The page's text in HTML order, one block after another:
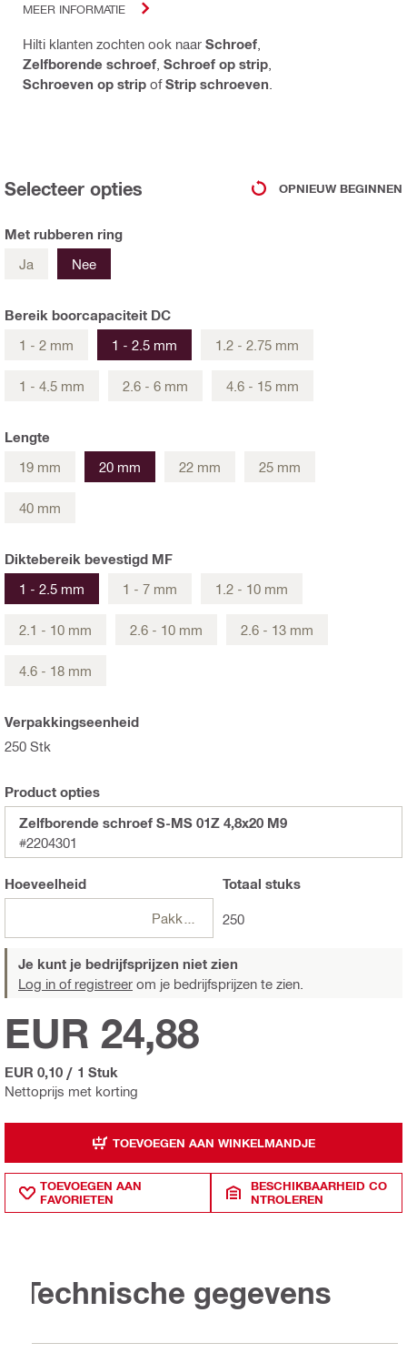
MEER INFORMATIE
Hilti klanten zochten ook naar Schroef
Zelfborende schroef Schroef op strip
Schroeven op strip ofStrip schroeven
Selecteer opties OPNIEUW BEGINNEN
Met rubberen ring
Ja
Nee
Bereik boorcapaciteit DC
1 - 2 mm
1 - 2.5 mm 1.2 - 2.75 mm
1 - 4.5 mm 2.6 - 6 mm 4.6 - 15 mm
Lengte
19 mm
20 mm 22 mm 25 mm
40 mm
Diktebereik bevestigd MF
1 - 2.5 mm
1 - 7 mm 1.2 - 10 mm
2.1 - 10 mm 2.6 - 10 mm 2.6 - 13 mm
4.6 - 18 mm
Verpakkingseenheid
250 Stk
Product opties
Zelfborende schroef S-MS 01Z 4,8x20 M9
#2204301
Hoeveelheid
Pakketten
Totaal stuks
250
Je kunt je bedrijfsprijzen niet zien
Log in of registreer om je bedrijfsprijzen te zien.
Nettoprijs met korting
EUR 24,88
EUR 0,10 / 1 Stuk
TOEVOEGEN AAN WINKELMANDJE
TOEVOEGEN AAN
FAVORIETEN
BESCHIKBAARHEID CO
NTROLEREN
Technische gegevens